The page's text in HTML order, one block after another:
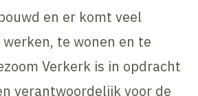
en er komt veel
te wonen en te
Verkerk is in opdracht
verantwoordelijk voor de